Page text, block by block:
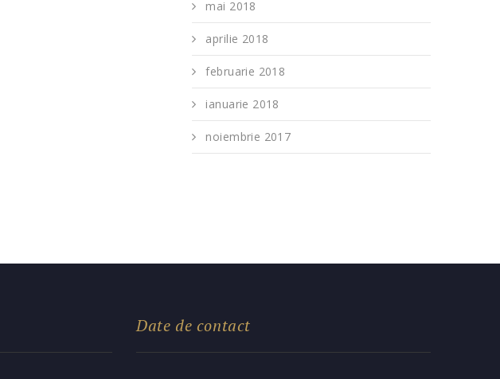
mai 2018
aprilie 2018
februarie 2018
ianuarie 2018
noiembrie 2017
Date de contact